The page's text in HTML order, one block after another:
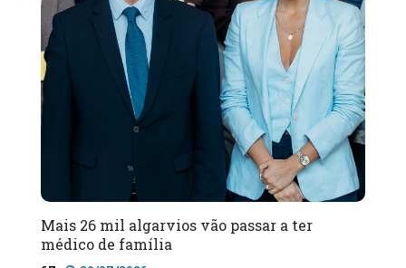
Mais 26 mil algarvios vão passar a ter
médico de família